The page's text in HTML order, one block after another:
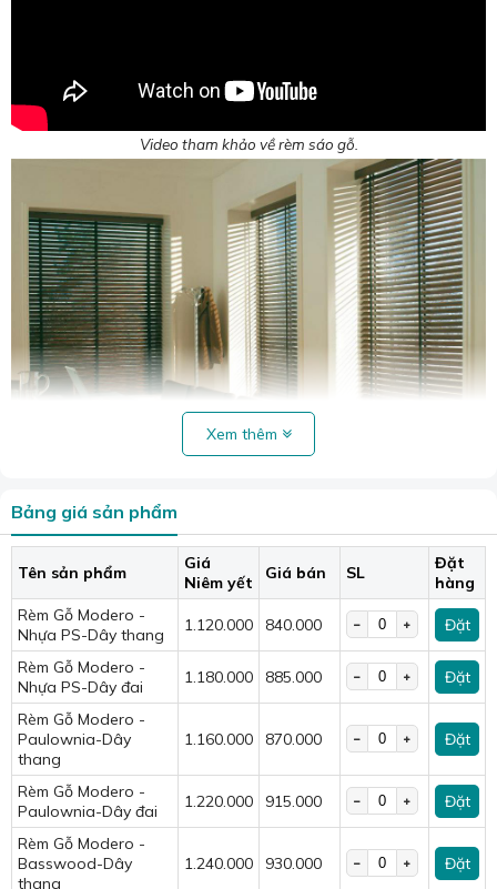
Video tham khảo về rèm sáo gỗ.
Rèm gỗ Modero được đánh giá là gỗ cao cấp nhất hiện nay.
Vẻ đẹp vượt thời gian từ chất liệu gỗ tự nhiên
cao cấp
Rèm sáo gỗ Modero được chế tác từ những loại gỗ tự
nhiên cao cấp như gỗ sồi, gỗ thông, gỗ tùng... trải qua quy
trình xử lý nghiêm ngặt, đảm bảo độ bền bỉ, chống cong
vênh, mối mọt và chịu được tác động của thời tiết.
Xem thêm
Bảng giá sản phẩm
Tên sản phẩm
Giá
Niêm yết
Giá bán SL
Đặt
hàng
Rèm Gỗ Modero -
Nhựa PS-Dây thang
1.120.000 840.000 Đặt
Rèm Gỗ Modero -
Nhựa PS-Dây đai
1.180.000 885.000 Đặt
Rèm Gỗ Modero -
Paulownia-Dây
thang
1.160.000 870.000 Đặt
Rèm Gỗ Modero -
Paulownia-Dây đai
1.220.000 915.000 Đặt
Rèm Gỗ Modero -
Basswood-Dây
thang
1.240.000 930.000 Đặt